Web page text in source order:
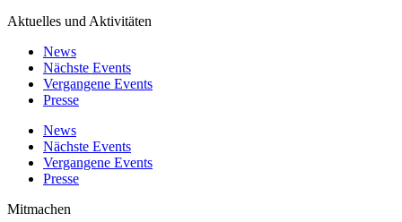
Aktuelles und Aktivitäten
News
Nächste Events
Vergangene Events
Presse
News
Nächste Events
Vergangene Events
Presse
Mitmachen